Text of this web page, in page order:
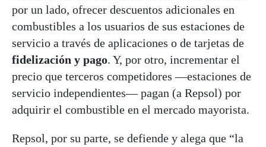
por un lado, ofrecer descuentos adicionales en
combustibles a los usuarios de sus estaciones de
servicio a través de aplicaciones o de tarjetas de
fidelización y pago. Y, por otro, incrementar el
precio que terceros competidores —estaciones de
servicio independientes— pagan (a Repsol) por
adquirir el combustible en el mercado mayorista.
Repsol, por su parte, se defiende y alega que “la